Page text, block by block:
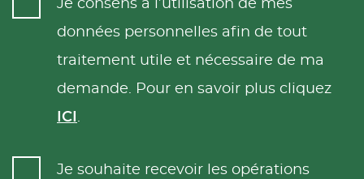
Je consens à l’utilisation de mes
données personnelles afin de tout
traitement utile et nécessaire de ma
demande. Pour en savoir plus cliquez
ICI .
Je souhaite recevoir les opérations